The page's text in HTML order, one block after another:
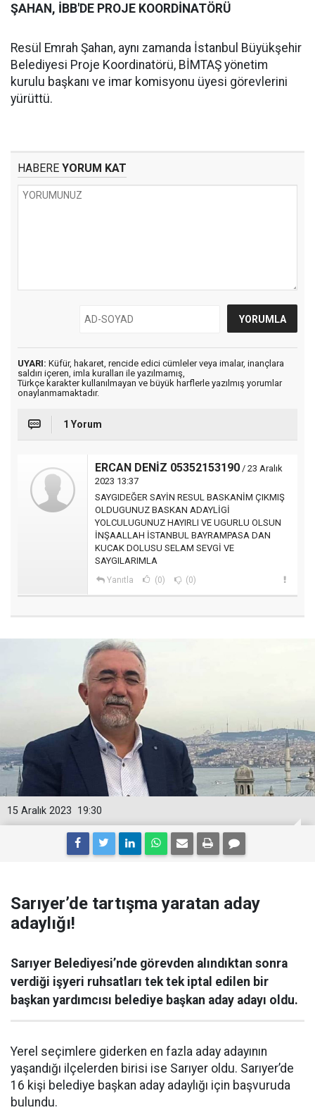
ŞAHAN, İBB'DE PROJE KOORDİNATÖRÜ
Resül Emrah Şahan, aynı zamanda İstanbul Büyükşehir
Belediyesi Proje Koordinatörü, BİMTAŞ yönetim
kurulu başkanı ve imar komisyonu üyesi görevlerini
yürüttü.
HABERE YORUM KAT
UYARI: Küfür, hakaret, rencide edici cümleler veya imalar, inançlara
saldırı içeren, imla kuralları ile yazılmamış,
Türkçe karakter kullanılmayan ve büyük harflerle yazılmış yorumlar
onaylanmamaktadır.
1 Yorum
ERCAN DENİZ 05352153190 / 23 Aralık
2023 13:37
SAYGIDEĞER SAYİN RESUL BASKANİM ÇIKMIŞ
OLDUGUNUZ BASKAN ADAYLİGİ
YOLCULUGUNUZ HAYIRLI VE UGURLU OLSUN
İNŞAALLAH İSTANBUL BAYRAMPASA DAN
KUCAK DOLUSU SELAM SEVGİ VE
SAYGILARIMLA
Yanıtla (0) (0)
19:30
15 Aralık 2023
Sarıyer’de tartışma yaratan aday
adaylığı!
Sarıyer Belediyesi’nde görevden alındıktan sonra
verdiği işyeri ruhsatları tek tek iptal edilen bir
başkan yardımcısı belediye başkan aday adayı oldu.
Yerel seçimlere giderken en fazla aday adayının
yaşandığı ilçelerden birisi ise Sarıyer oldu. Sarıyer’de
16 kişi belediye başkan aday adaylığı için başvuruda
bulundu.